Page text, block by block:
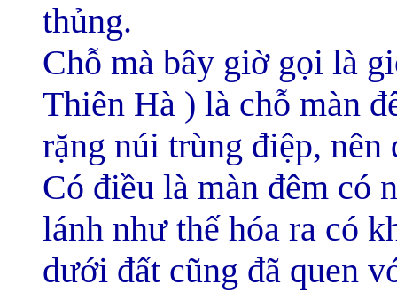
thủng.
Chỗ mà bây giờ gọi là
Thiên Hà ) là chỗ màn
rặng núi trùng điệp,
Có điều là màn đêm có
lánh như thế hóa ra có
dưới đất cũng đã quen